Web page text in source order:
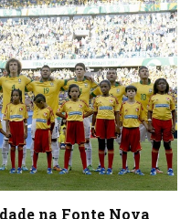
na Fonte Nova